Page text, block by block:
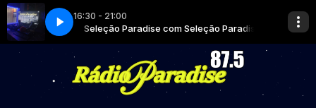
16:30 - 21:00
Paradise Seleção Paradise com Seleção Paradise